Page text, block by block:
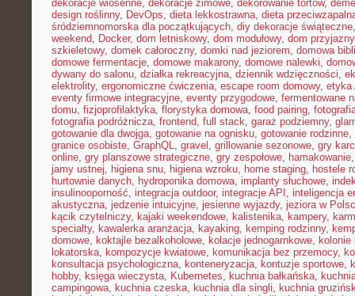
dekoracje wiosenne, dekoracje zimowe, dekorowanie tortów,
design roślinny, DevOps, dieta lekkostrawna, dieta
śródziemnomorska dla początkujących, diy dekoracje świąteczne
weekend, Docker, dom letniskowy, dom modułowy, dom
szkieletowy, domek całoroczny, domki nad jeziorem, domowa
domowe fermentacje, domowe makarony, domowe nalewki,
dywany do salonu, działka rekreacyjna, dziennik wdzięczności,
elektrolity, ergonomiczne ćwiczenia, escape room domowy, etyka
eventy firmowe integracyjne, eventy przygodowe, fermentowane
domu, fizjoprofilaktyka, florystyka domowa, food pairing,
fotografia podróżnicza, frontend, full stack, garaż podziemny,
gotowanie dla dwojga, gotowanie na ognisku, gotowanie rodzinne,
granice osobiste, GraphQL, gravel , grillowanie sezonowe, gry
online, gry planszowe strategiczne, gry zespołowe, hamakowanie
jamy ustnej, higiena snu, higiena wzroku, home staging, hostele
hurtownie danych, hydroponika domowa, implanty słuchowe,
insulinooporność, integracja outdoor, integracje API , inteligencja
akustyczna, jedzenie intuicyjne, jesienne wyjazdy, jeziora w
kącik czytelniczy, kajaki weekendowe, kalistenika, kampery,
specialty, kawalerka aranżacja, kayaking, kemping rodzinny,
domowe, koktajle bezalkoholowe, kolacje jednogarnkowe, kolonie
lokatorska, kompozycje kwiatowe, komunikacja bez przemocy,
konsultacja psychologiczna, konteneryzacja, kontuzje sportowe,
hobby, księga wieczysta, Kubernetes, kuchnia bałkańska,
campingowa, kuchnia czeska, kuchnia dla singli, kuchnia